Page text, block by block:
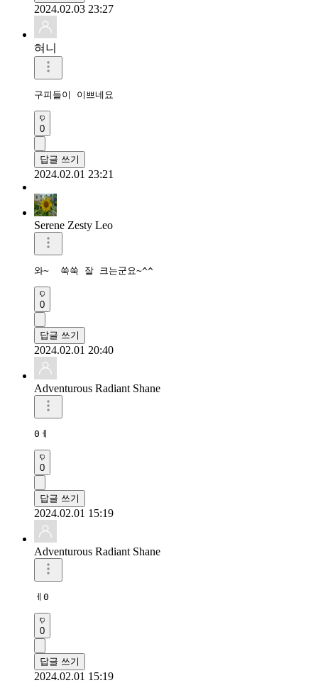
2024.02.03 23:27
혀니
구피들이 이쁘네요
0
답글 쓰기
2024.02.01 23:21
Serene Zesty Leo
와~  쑥쑥 잘 크는군요~^^
0
답글 쓰기
2024.02.01 20:40
Adventurous Radiant Shane
0ㅔ
0
답글 쓰기
2024.02.01 15:19
Adventurous Radiant Shane
ㅔ0
0
답글 쓰기
2024.02.01 15:19